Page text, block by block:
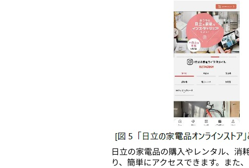
日立の家電品の購入やレンタル、消
り、簡単にアクセスできます。ま